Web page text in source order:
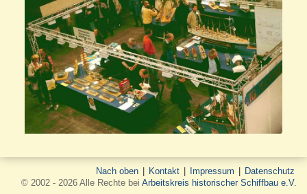
Nach oben | Kontakt | Impressum | Datenschutz
© 2002 - 2026 Alle Rechte bei Arbeitskreis historischer Schiffbau e.V.